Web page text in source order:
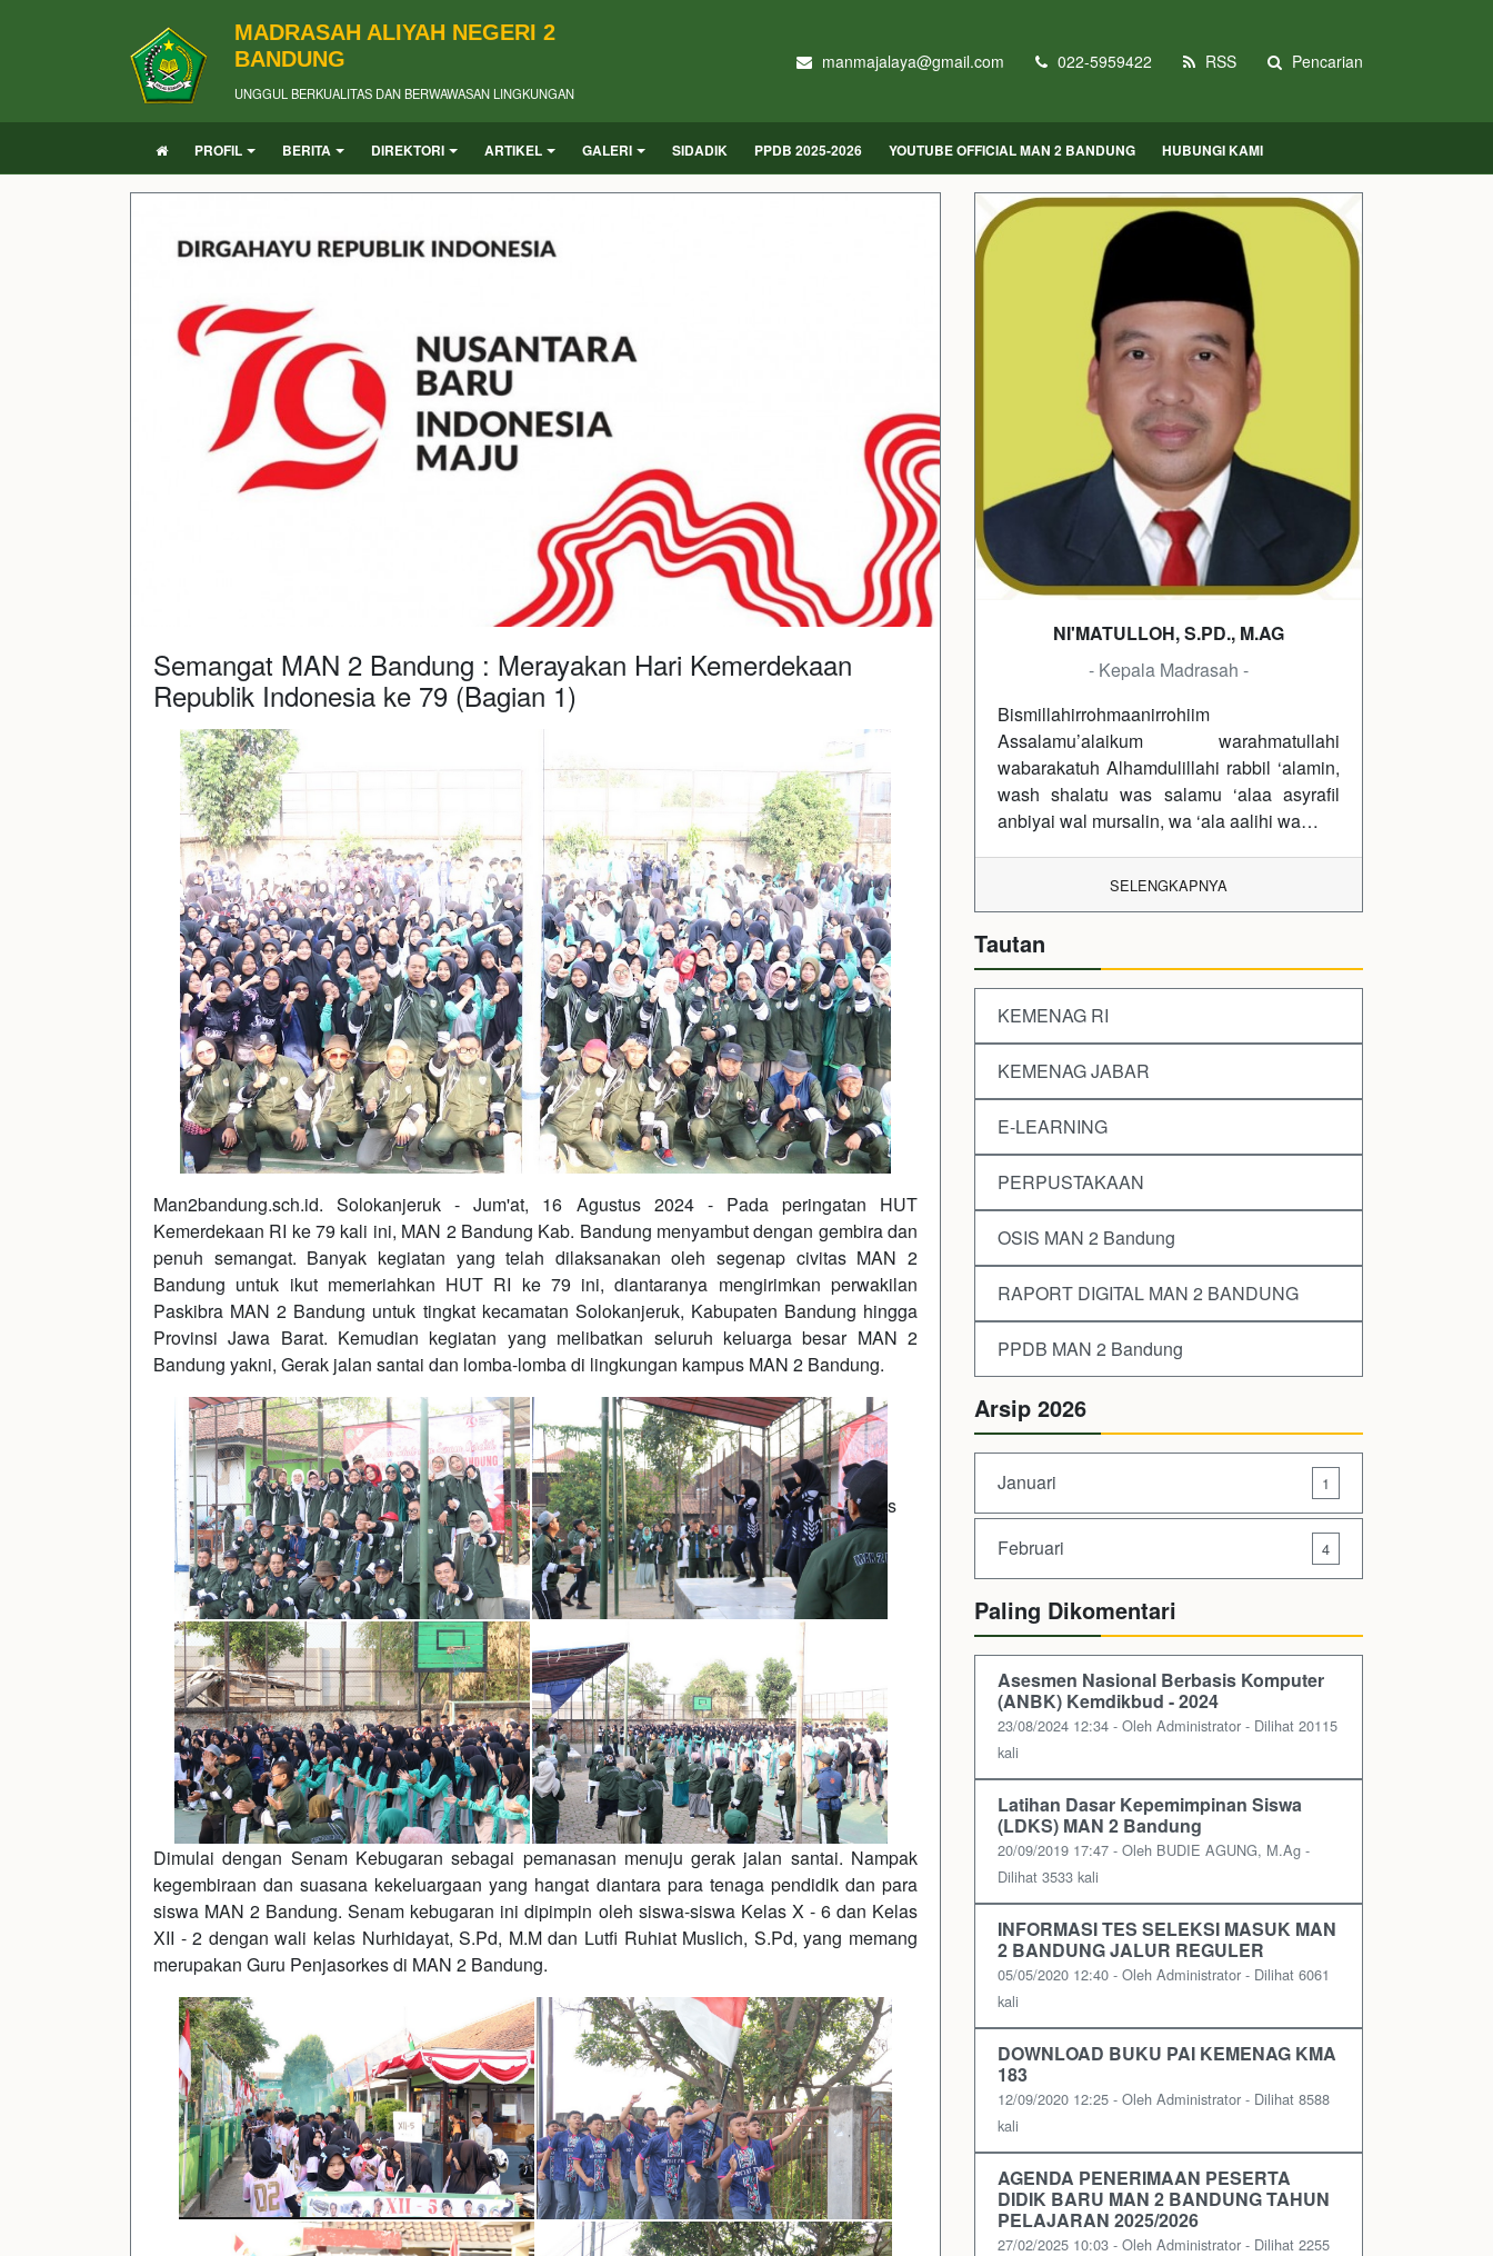
MADRASAH ALIYAH NEGERI 2
BANDUNG
UNGGUL BERKUALITAS DAN BERWAWASAN LINGKUNGAN
manmajalaya@gmail.com 022-5959422 RSS Pencarian
PROFIL BERITA DIREKTORI ARTIKEL GALERI SIDADIK PPDB 2025-2026 YOUTUBE OFFICIAL MAN 2 BANDUNG HUBUNGI KAMI
Semangat MAN 2 Bandung : Merayakan Hari Kemerdekaan
Republik Indonesia ke 79 (Bagian 1)
Man2bandung.sch.id. Solokanjeruk - Jum'at, 16 Agustus 2024 - Pada peringatan HUT
Kemerdekaan RI ke 79 kali ini, MAN 2 Bandung Kab. Bandung menyambut dengan gembira dan
penuh semangat. Banyak kegiatan yang telah dilaksanakan oleh segenap civitas MAN 2
Bandung untuk ikut memeriahkan HUT RI ke 79 ini, diantaranya mengirimkan perwakilan
Paskibra MAN 2 Bandung untuk tingkat kecamatan Solokanjeruk, Kabupaten Bandung hingga
Provinsi Jawa Barat. Kemudian kegiatan yang melibatkan seluruh keluarga besar MAN 2
Bandung yakni, Gerak jalan santai dan lomba-lomba di lingkungan kampus MAN 2 Bandung.
s
Dimulai dengan Senam Kebugaran sebagai pemanasan menuju gerak jalan santai. Nampak
kegembiraan dan suasana kekeluargaan yang hangat diantara para tenaga pendidik dan para
siswa MAN 2 Bandung. Senam kebugaran ini dipimpin oleh siswa-siswa Kelas X - 6 dan Kelas
XII - 2 dengan wali kelas Nurhidayat, S.Pd, M.M dan Lutfi Ruhiat Muslich, S.Pd, yang memang
merupakan Guru Penjasorkes di MAN 2 Bandung.
NI'MATULLOH, S.PD., M.AG
- Kepala Madrasah -
Bismillahirrohmaanirrohiim
Assalamu’alaikum warahmatullahi
wabarakatuh Alhamdulillahi rabbil ‘alamin,
wash shalatu was salamu ‘alaa asyrafil
anbiyai wal mursalin, wa ‘ala aalihi wa…
SELENGKAPNYA
Tautan
KEMENAG RI
KEMENAG JABAR
E-LEARNING
PERPUSTAKAAN
OSIS MAN 2 Bandung
RAPORT DIGITAL MAN 2 BANDUNG
PPDB MAN 2 Bandung
Arsip 2026
Januari 1
Februari 4
Paling Dikomentari
Asesmen Nasional Berbasis Komputer
(ANBK) Kemdikbud - 2024
23/08/2024 12:34 - Oleh Administrator - Dilihat 20115
kali
Latihan Dasar Kepemimpinan Siswa
(LDKS) MAN 2 Bandung
20/09/2019 17:47 - Oleh BUDIE AGUNG, M.Ag -
Dilihat 3533 kali
INFORMASI TES SELEKSI MASUK MAN
2 BANDUNG JALUR REGULER
05/05/2020 12:40 - Oleh Administrator - Dilihat 6061
kali
DOWNLOAD BUKU PAI KEMENAG KMA
183
12/09/2020 12:25 - Oleh Administrator - Dilihat 8588
kali
AGENDA PENERIMAAN PESERTA
DIDIK BARU MAN 2 BANDUNG TAHUN
PELAJARAN 2025/2026
27/02/2025 10:03 - Oleh Administrator - Dilihat 2255